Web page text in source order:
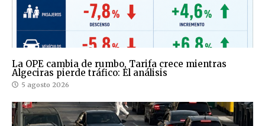
La OPE cambia de rumbo, Tarifa crece mientras
Algeciras pierde tráfico: El análisis
5 agosto 2026